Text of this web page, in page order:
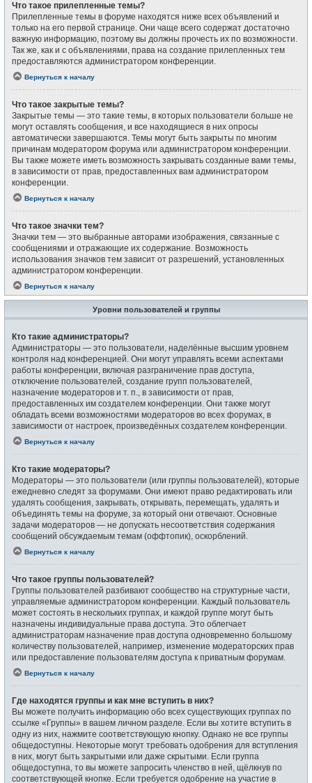
Что такое прилепленные темы?
Прилепленные темы в форуме находятся ниже всех объявлений и
только на его первой странице. Они чаще всего содержат достаточно
важную информацию, поэтому вы должны прочесть их по возможности.
Так же, как и с объявлениями, права на создание прилепленных тем
предоставляются администратором конференции.
Вернуться к началу
Что такое закрытые темы?
Закрытые темы — это такие темы, в которых пользователи больше не
могут оставлять сообщения, и все находящиеся в них опросы
автоматически завершаются. Темы могут быть закрыты по многим
причинам модератором форума или администратором конференции.
Вы также можете иметь возможность закрывать созданные вами темы,
в зависимости от прав, предоставленных вам администратором
конференции.
Вернуться к началу
Что такое значки тем?
Значки тем — это выбранные авторами изображения, связанные с
сообщениями и отражающие их содержание. Возможность
использования значков тем зависит от разрешений, установленных
администратором конференции.
Вернуться к началу
Уровни пользователей и группы
Кто такие администраторы?
Администраторы — это пользователи, наделённые высшим уровнем
контроля над конференцией. Они могут управлять всеми аспектами
работы конференции, включая разграничение прав доступа,
отключение пользователей, создание групп пользователей,
назначение модераторов и т. п., в зависимости от прав,
предоставленных им создателем конференции. Они также могут
обладать всеми возможностями модераторов во всех форумах, в
зависимости от настроек, произведённых создателем конференции.
Вернуться к началу
Кто такие модераторы?
Модераторы — это пользователи (или группы пользователей), которые
ежедневно следят за форумами. Они имеют право редактировать или
удалять сообщения, закрывать, открывать, перемещать, удалять и
объединять темы на форуме, за который они отвечают. Основные
задачи модераторов — не допускать несоответствия содержания
сообщений обсуждаемым темам (оффтопик), оскорблений.
Вернуться к началу
Что такое группы пользователей?
Группы пользователей разбивают сообщество на структурные части,
управляемые администратором конференции. Каждый пользователь
может состоять в нескольких группах, и каждой группе могут быть
назначены индивидуальные права доступа. Это облегчает
администраторам назначение прав доступа одновременно большому
количеству пользователей, например, изменение модераторских прав
или предоставление пользователям доступа к приватным форумам.
Вернуться к началу
Где находятся группы и как мне вступить в них?
Вы можете получить информацию обо всех существующих группах по
ссылке «Группы» в вашем личном разделе. Если вы хотите вступить в
одну из них, нажмите соответствующую кнопку. Однако не все группы
общедоступны. Некоторые могут требовать одобрения для вступления
в них, могут быть закрытыми или даже скрытыми. Если группа
общедоступна, то вы можете запросить членство в ней, щёлкнув по
соответствующей кнопке. Если требуется одобрение на участие в